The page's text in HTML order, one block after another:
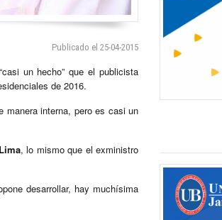
Publicado el 25-04-2015
un hecho” que el publicista
de 2016.
manera interna, pero es casi un
Lima, lo mismo que el exministro
desarrollar, hay muchísima